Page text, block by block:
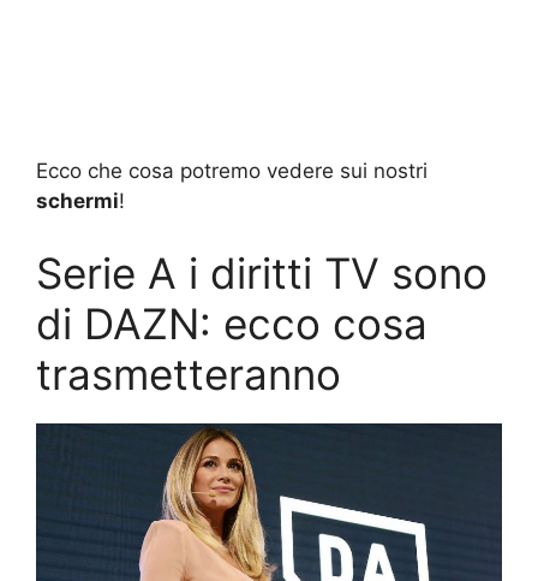
Ecco che cosa potremo vedere sui nostri
schermi!
Serie A i diritti TV sono
di DAZN: ecco cosa
trasmetteranno